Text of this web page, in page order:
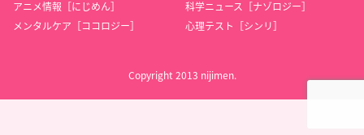
アニメ情報［にじめん］
科学ニュース［ナゾロジー］
メンタルケア［ココロジー］
心理テスト［シンリ］
Copyright 2013 nijimen.